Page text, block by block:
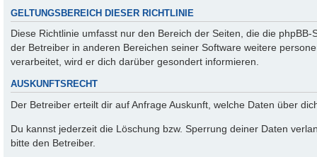
GELTUNGSBEREICH DIESER RICHTLINIE
Diese Richtlinie umfasst nur den Bereich der Seiten, die die
der Betreiber in anderen Bereichen seiner Software weitere
verarbeitet, wird er dich darüber gesondert informieren.
AUSKUNFTSRECHT
Der Betreiber erteilt dir auf Anfrage Auskunft, welche Daten über
Du kannst jederzeit die Löschung bzw. Sperrung deiner Daten
bitte den Betreiber.